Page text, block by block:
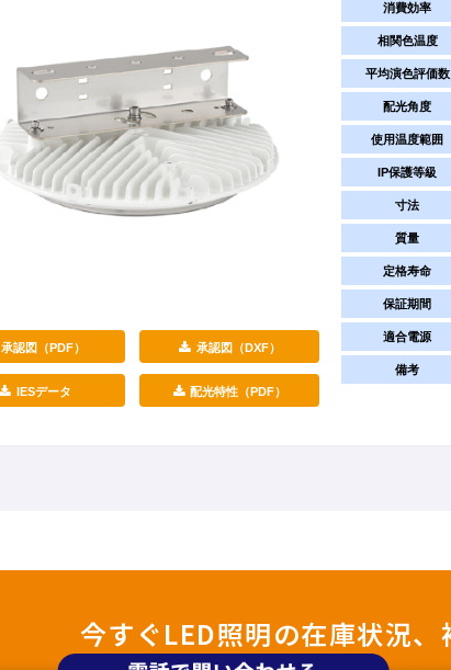
承認図（PDF） 承認図（DXF）
IESデータ 配光特性（PDF）
消費効率
相関色温度
平均演色評価数
配光角度
使用温度範囲
IP保護等級
寸法
質量
定格寿命
保証期間
適合電源
備考
今すぐLED照明の在庫状況